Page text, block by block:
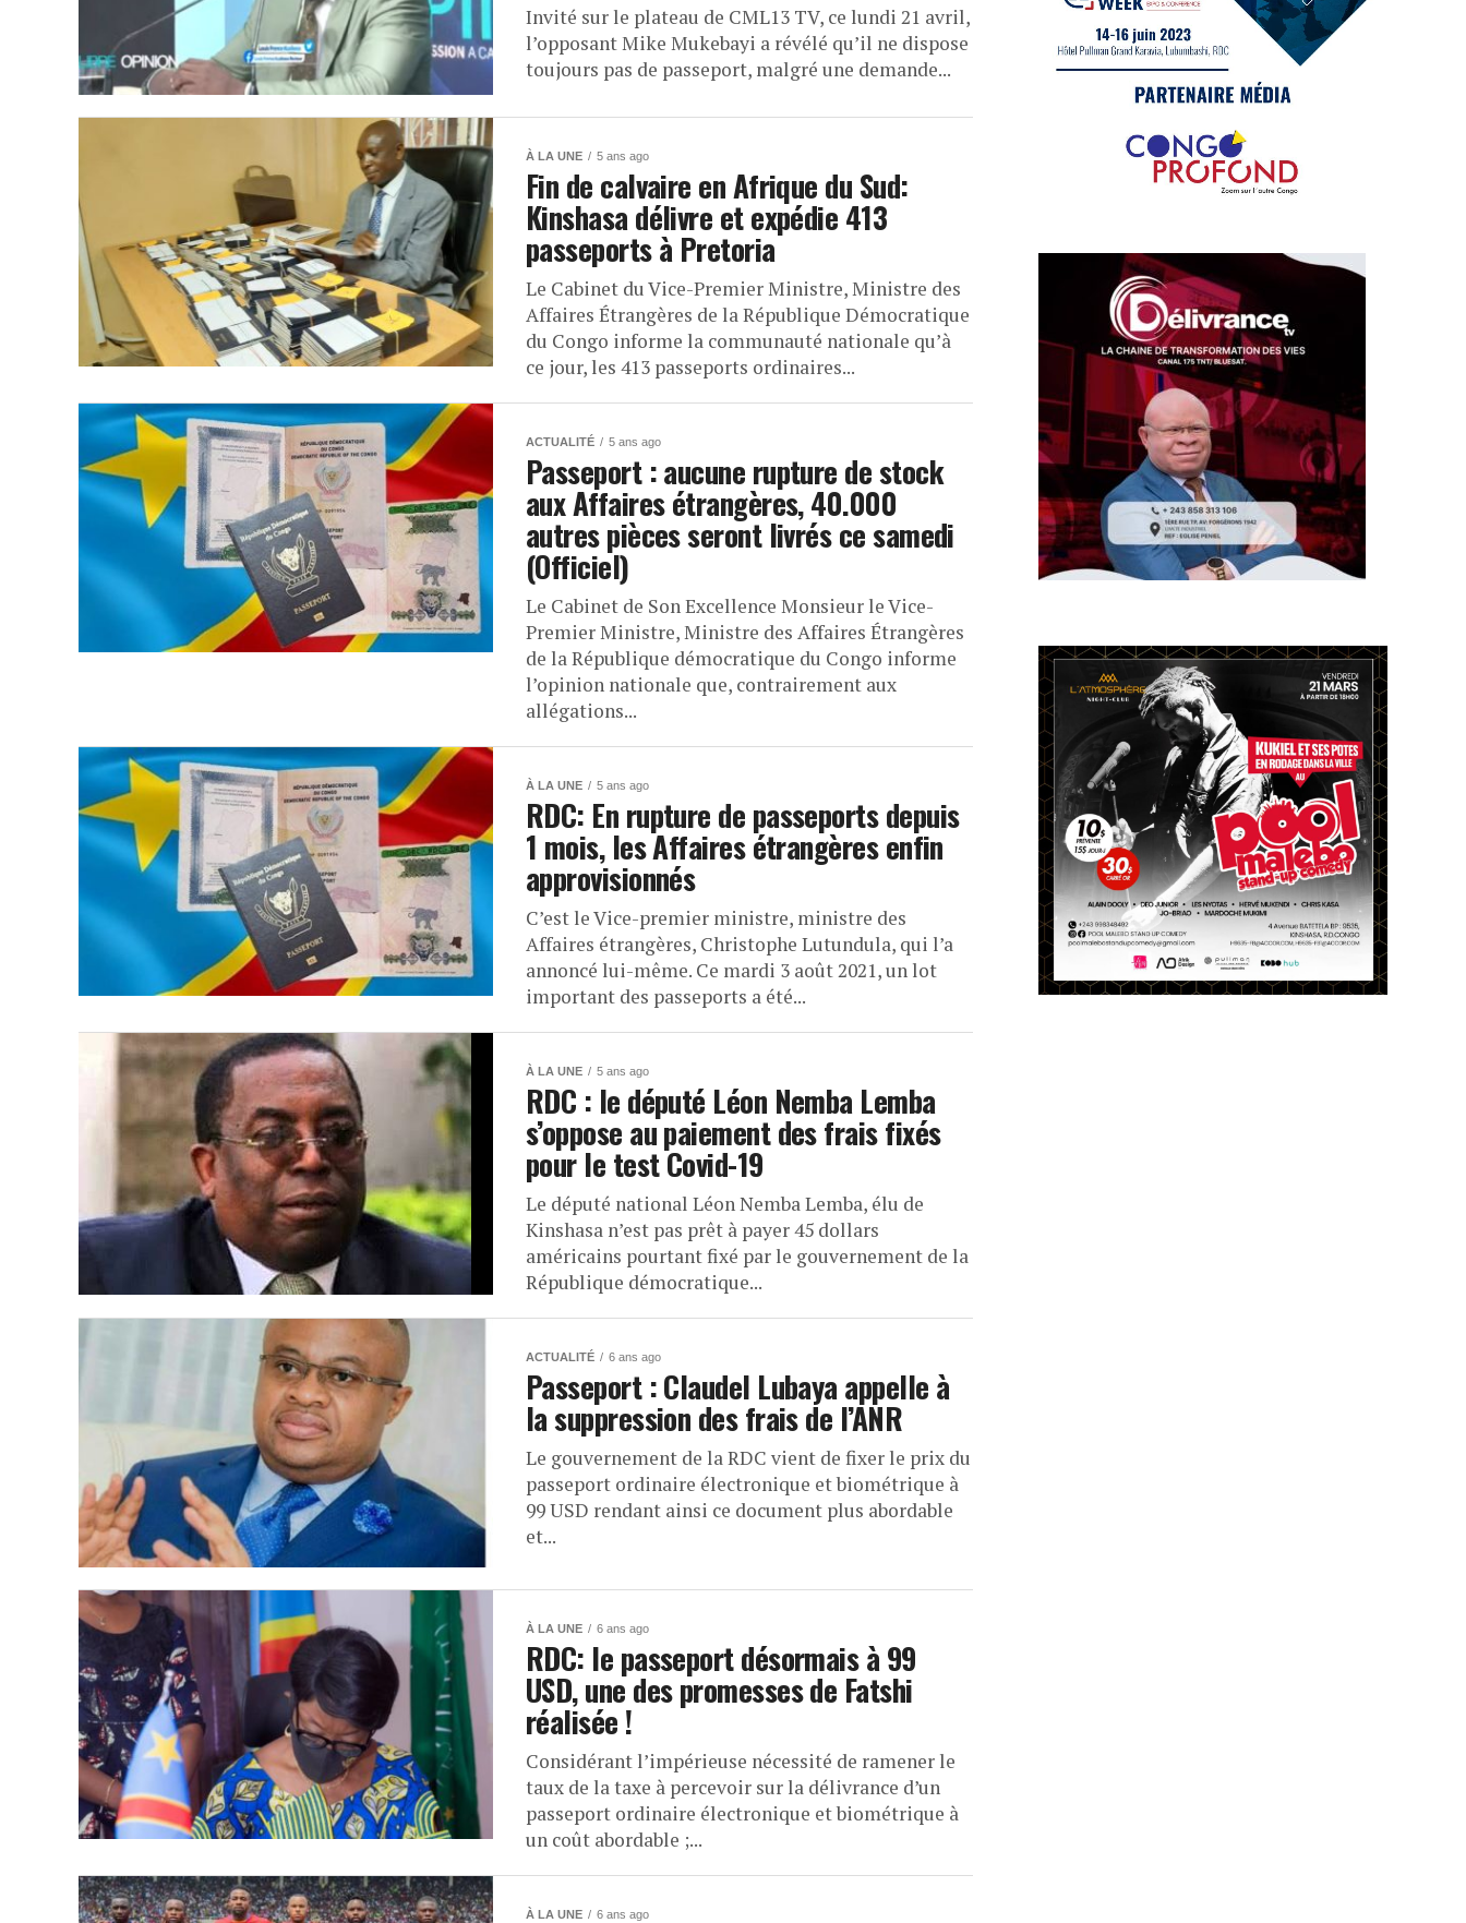
Invité sur le plateau de CML13 TV, ce lundi 21 avril,
l’opposant Mike Mukebayi a révélé qu’il ne dispose
toujours pas de passeport, malgré une demande...
À LA UNE 5 ans ago
Fin de calvaire en Afrique du Sud:
Kinshasa délivre et expédie 413
passeports à Pretoria
Le Cabinet du Vice-Premier Ministre, Ministre des
Affaires Étrangères de la République Démocratique
du Congo informe la communauté nationale qu’à
ce jour, les 413 passeports ordinaires...
ACTUALITÉ 5 ans ago
Passeport : aucune rupture de stock
aux Affaires étrangères, 40.000
autres pièces seront livrés ce samedi
(Officiel)
Le Cabinet de Son Excellence Monsieur le Vice-
Premier Ministre, Ministre des Affaires Étrangères
de la République démocratique du Congo informe
l’opinion nationale que, contrairement aux
allégations...
À LA UNE 5 ans ago
RDC: En rupture de passeports depuis
1 mois, les Affaires étrangères enfin
approvisionnés
C’est le Vice-premier ministre, ministre des
Affaires étrangères, Christophe Lutundula, qui l’a
annoncé lui-même. Ce mardi 3 août 2021, un lot
important des passeports a été...
À LA UNE 5 ans ago
RDC : le député Léon Nemba Lemba
s’oppose au paiement des frais fixés
pour le test Covid-19
Le député national Léon Nemba Lemba, élu de
Kinshasa n’est pas prêt à payer 45 dollars
américains pourtant fixé par le gouvernement de la
République démocratique...
ACTUALITÉ 6 ans ago
Passeport : Claudel Lubaya appelle à
la suppression des frais de l’ANR
Le gouvernement de la RDC vient de fixer le prix du
passeport ordinaire électronique et biométrique à
99 USD rendant ainsi ce document plus abordable
et...
À LA UNE 6 ans ago
RDC: le passeport désormais à 99
USD, une des promesses de Fatshi
réalisée !
Considérant l’impérieuse nécessité de ramener le
taux de la taxe à percevoir sur la délivrance d’un
passeport ordinaire électronique et biométrique à
un coût abordable ;...
À LA UNE 6 ans ago